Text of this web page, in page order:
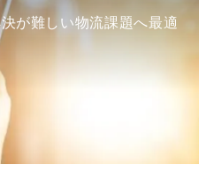
が難しい物流課題へ最適